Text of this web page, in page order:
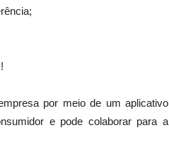
por meio de um aplicativo
e pode colaborar para a